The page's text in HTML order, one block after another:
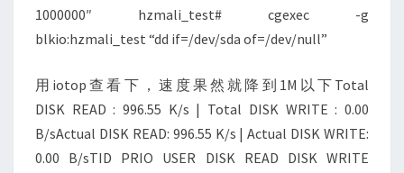
1000000″ hzmali_test# cgexec -g
blkio:hzmali_test “dd if=/dev/sda of=/dev/null”
用iotop查看下，速度果然就降到1M以下Total
DISK READ : 996.55 K/s | Total DISK WRITE : 0.00
B/sActual DISK READ: 996.55 K/s | Actual DISK WRITE:
0.00 B/sTID PRIO USER DISK READ DISK WRITE